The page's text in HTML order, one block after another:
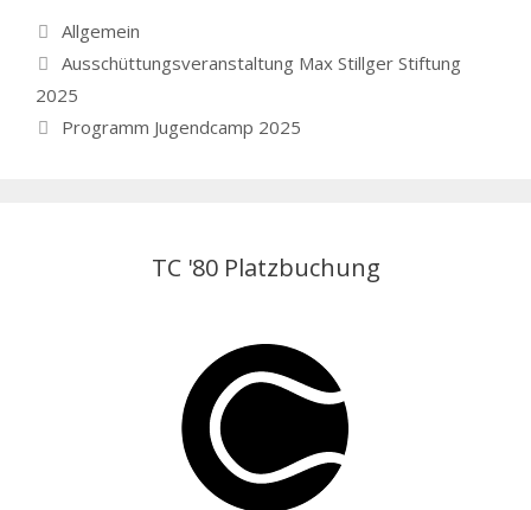
Kategorien
Allgemein
Ausschüttungsveranstaltung Max Stillger Stiftung
2025
Programm Jugendcamp 2025
TC '80 Platzbuchung